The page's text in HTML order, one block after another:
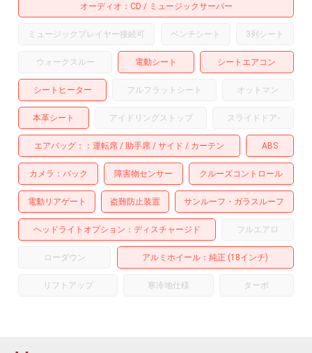
オーディオ CD ミュージックサーバー
ミュージックプレイヤー接続可 ベンチシート 3列シート
ウォークスルー 電動シート シートエアコン
シートヒーター フルフラットシート オットマン
本革シート アイドリングストップ スライドドア-
エアバッグ： 運転席 助手席 サイド カーテン ABS
カメラ バック 障害物センサー クルーズコントロール
電動リアゲート 盗難防止装置 サンルーフ・ガラスルーフ
ヘッドライトオプション ディスチャージド フルエアロ
ローダウン アルミホイール ：純正 (18インチ)
リフトアップ 寒冷地仕様 ターボ